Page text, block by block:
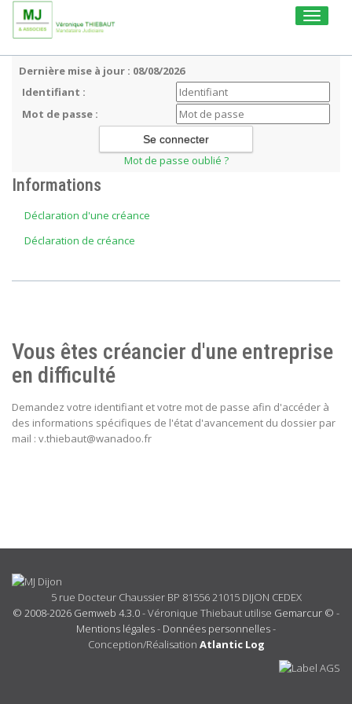
Toggle
Dernière mise à jour : 08/08/2026
Identifiant :
Mot de passe :
Mot de passe oublié ?
Informations
Déclaration d'une créance
Déclaration de créance
Vous êtes créancier d'une entreprise
en difficulté
Demandez votre identifiant et votre mot de passe afin d'accéder à
des informations spécifiques de l'état d'avancement du dossier par
mail : v.thiebaut@wanadoo.fr
5 rue Docteur Chaussier BP 81556 21015 DIJON CEDEX
© 2008-2026 Gemweb 4.3.0- Véronique Thiebaut utilise Gemarcur © -
Mentions légales- Données personnelles-
Conception/Réalisation Atlantic Log